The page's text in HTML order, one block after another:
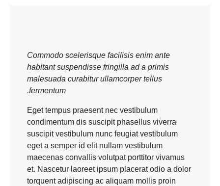
Commodo scelerisque facilisis enim ante
habitant suspendisse fringilla ad a primis
malesuada curabitur ullamcorper tellus
fermentum.
Eget tempus praesent nec vestibulum
condimentum dis suscipit phasellus viverra
suscipit vestibulum nunc feugiat vestibulum
eget a semper id elit nullam vestibulum
maecenas convallis volutpat porttitor vivamus
et. Nascetur laoreet ipsum placerat odio a dolor
torquent adipiscing ac aliquam mollis proin